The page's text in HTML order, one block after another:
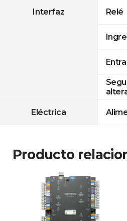
Interfaz Relé
Eléctrica
Producto